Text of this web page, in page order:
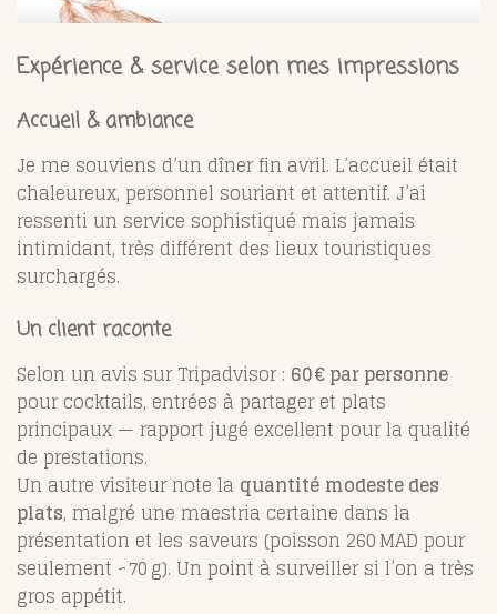
Expérience & service selon mes impressions
Accueil & ambiance
Je me souviens d’un dîner fin avril. L’accueil était
chaleureux, personnel souriant et attentif. J’ai
ressenti un service sophistiqué mais jamais
intimidant, très différent des lieux touristiques
surchargés.
Un client raconte
Selon un avis sur Tripadvisor : 60 € par personne
pour cocktails, entrées à partager et plats
principaux — rapport jugé excellent pour la qualité
de prestations.
Un autre visiteur note la quantité modeste des
plats, malgré une maestria certaine dans la
présentation et les saveurs (poisson 260 MAD pour
seulement ~70 g). Un point à surveiller si l’on a très
gros appétit.